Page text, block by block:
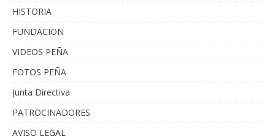
HISTORIA
FUNDACION
VIDEOS PEÑA
FOTOS PEÑA
Junta Directiva
PATROCINADORES
AVISO LEGAL